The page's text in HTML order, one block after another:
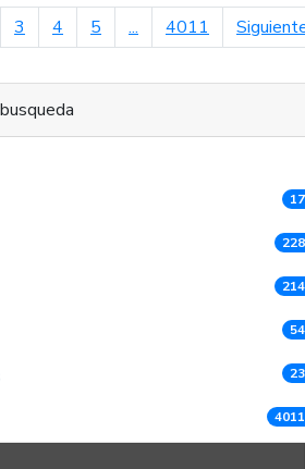
3 4 5 ... 4011